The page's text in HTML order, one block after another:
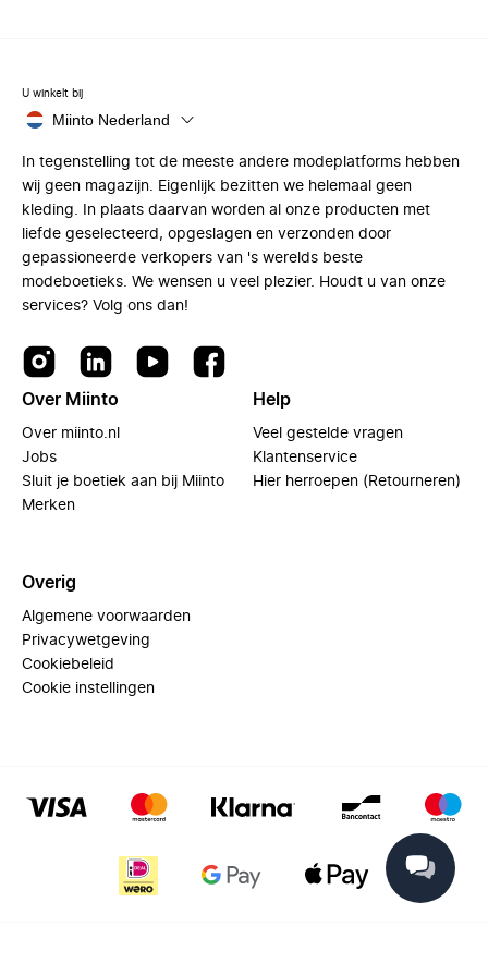
U winkelt bij
Miinto Nederland
In tegenstelling tot de meeste andere modeplatforms hebben
wij geen magazijn. Eigenlijk bezitten we helemaal geen
kleding. In plaats daarvan worden al onze producten met
liefde geselecteerd, opgeslagen en verzonden door
gepassioneerde verkopers van 's werelds beste
modeboetieks. We wensen u veel plezier. Houdt u van onze
services? Volg ons dan!
Over Miinto
Over miinto.nl
Jobs
Sluit je boetiek aan bij Miinto
Merken
Help
Veel gestelde vragen
Klantenservice
Hier herroepen (Retourneren)
Overig
Algemene voorwaarden
Privacywetgeving
Cookiebeleid
Cookie instellingen